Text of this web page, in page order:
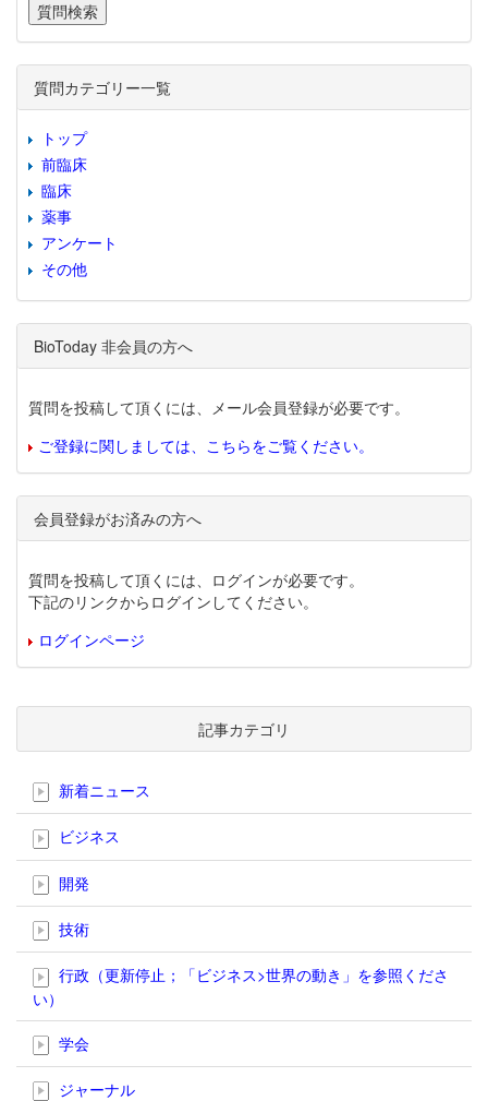
質問カテゴリー一覧
トップ
前臨床
臨床
薬事
アンケート
その他
BioToday 非会員の方へ
質問を投稿して頂くには、メール会員登録が必要です。
ご登録に関しましては、こちらをご覧ください。
会員登録がお済みの方へ
質問を投稿して頂くには、ログインが必要です。
下記のリンクからログインしてください。
ログインページ
記事カテゴリ
新着ニュース
ビジネス
開発
技術
行政（更新停止；「ビジネス>世界の動き」を参照くださ
い）
学会
ジャーナル